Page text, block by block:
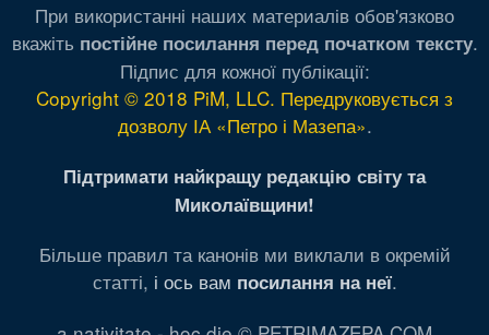
При використанні наших материалів обов'язково
вкажіть постійне посилання перед початком тексту.
Підпис для кожної публікації:
Copyright © 2018 PiM, LLC. Передруковується з
дозволу ІА «Петро і Мазепа».
Підтримати найкращу редакцію світу та
Миколаївщини!
Більше правил та канонів ми виклали в окремій
статті, і ось вам посилання на неї.